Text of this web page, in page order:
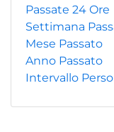
Passate 24 Ore
Settimana
Mese Passato
Anno Passato
Intervallo